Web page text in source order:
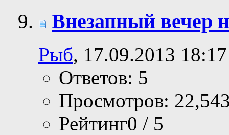
Внезапный вечер
Рыб, 17.09.2013 18:17
Ответов: 5
Просмотров:
Рейтинг0 / 5